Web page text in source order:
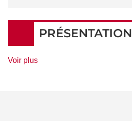
Rythme
PRÉSENTATION
Voir plusde